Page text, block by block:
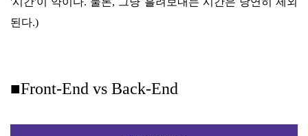
된다.)
■Front-End vs Back-End